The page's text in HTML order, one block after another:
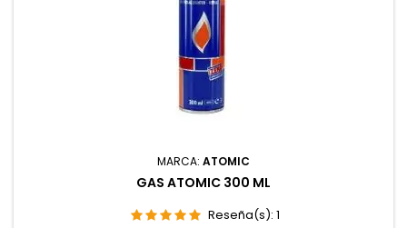
MARCA: ATOMIC
GAS ATOMIC 300 ML
Reseña(s): 1